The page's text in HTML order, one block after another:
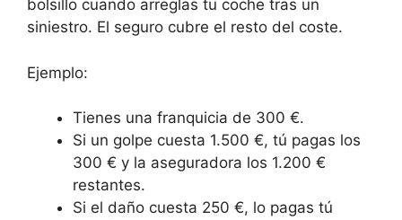
bolsillo cuando arreglas tu coche tras un
siniestro. El seguro cubre el resto del coste.
Ejemplo:
Tienes una franquicia de 300 €.
Si un golpe cuesta 1.500 €, tú pagas los
300 € y la aseguradora los 1.200 €
restantes.
Si el daño cuesta 250 €, lo pagas tú